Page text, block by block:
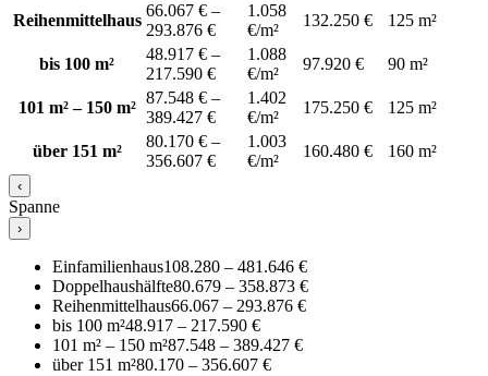
Reihenmittelhaus
66.067 € –
293.876 €
1.058
€/m²
132.250 € 125 m²
bis 100 m²
48.917 € –
217.590 €
1.088
€/m²
97.920 € 90 m²
101 m² – 150 m²
87.548 € –
389.427 €
1.402
€/m²
175.250 € 125 m²
über 151 m²
80.170 € –
356.607 €
1.003
€/m²
160.480 € 160 m²
‹
Spanne
›
Einfamilienhaus108.280 – 481.646 €
Doppelhaushälfte80.679 – 358.873 €
Reihenmittelhaus66.067 – 293.876 €
bis 100 m²48.917 – 217.590 €
101 m² – 150 m²87.548 – 389.427 €
über 151 m²80.170 – 356.607 €